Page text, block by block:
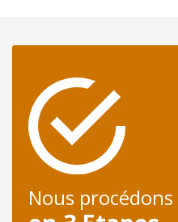
Nous procédons